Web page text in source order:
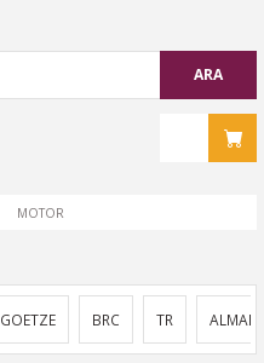
ARA
MOTOR
GOETZE BRC TR ALMAN